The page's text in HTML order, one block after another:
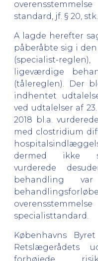
standard, jf. § 20, stk.
A lagde herefter
påberåbte sig i den
(specialist-
ligeværdige
(tålereglen). Der
indhentet
ved udtalelser af
2018 bl.a.
med clostridium
dermed ikke
vurderede
behandling
specialisttandard.
Københavns
Retslægerådets
forhøjede